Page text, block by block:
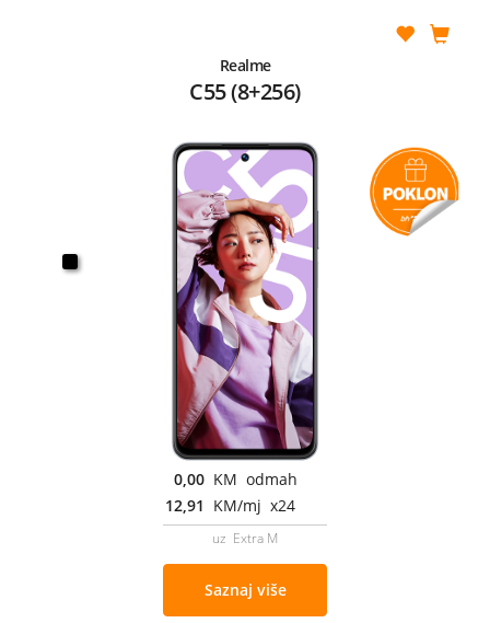
Realme
C55 (8+256)
0,00 KM odmah
12,91 KM/mj x24
uz Extra M
Saznaj više